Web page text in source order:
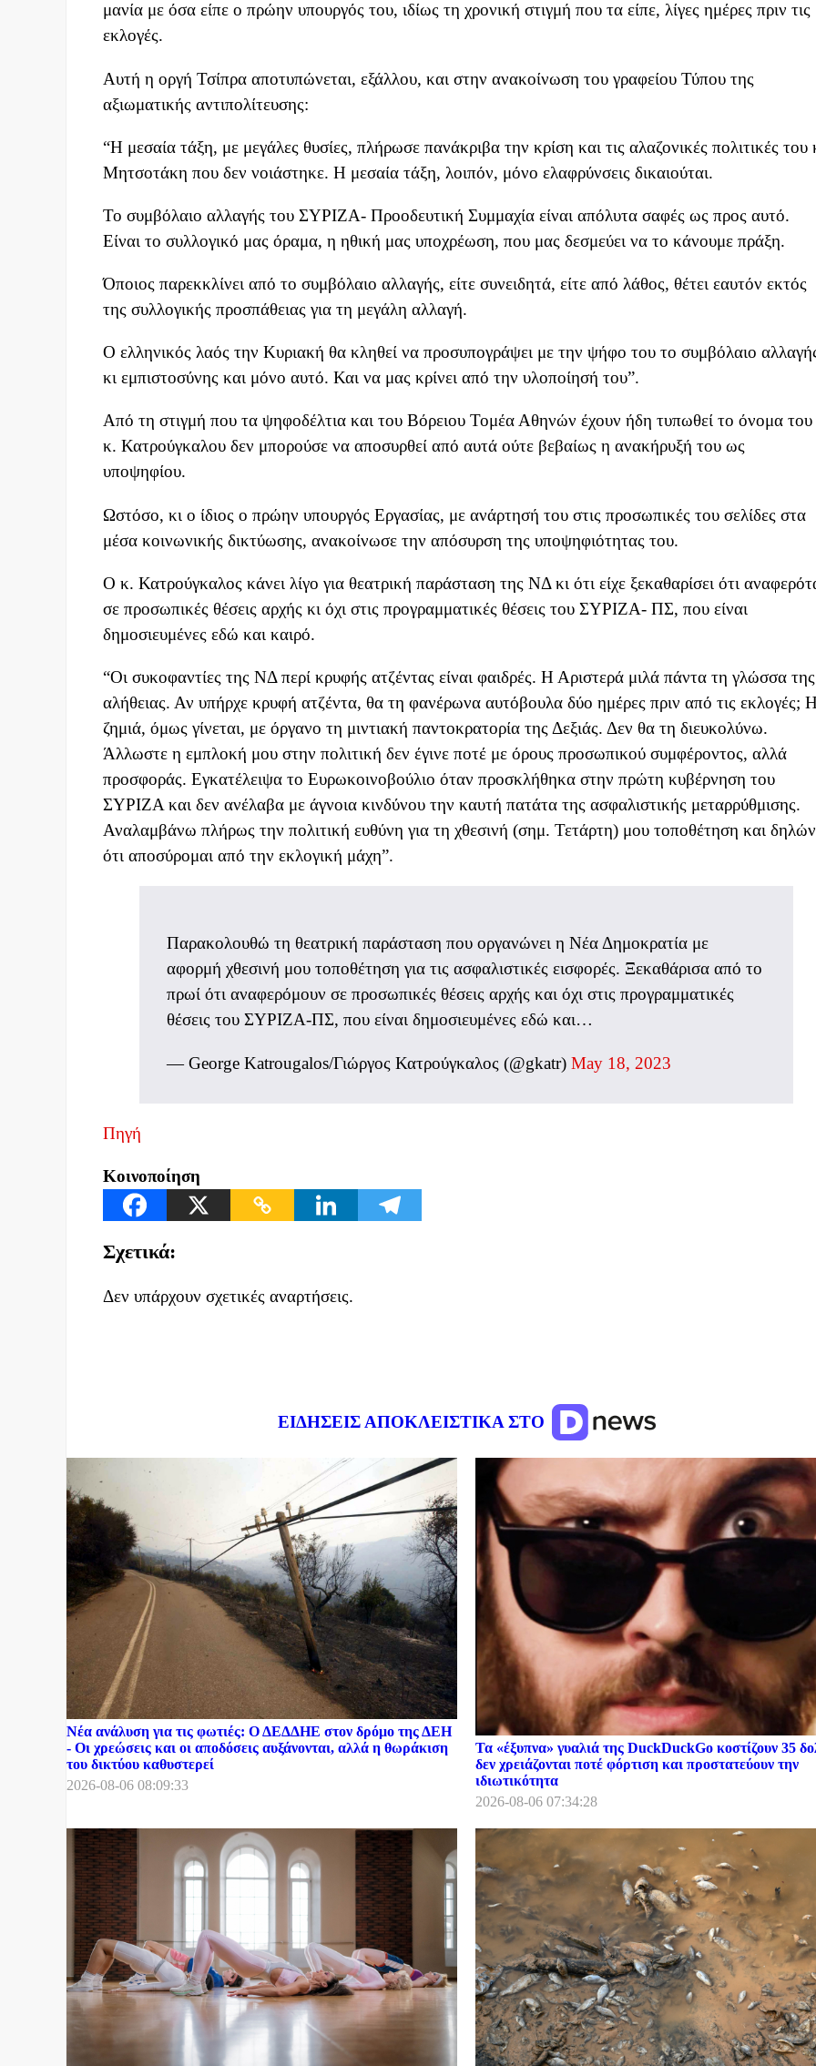
μανία με όσα είπε ο πρώην υπουργός του, ιδίως τη χρονική στιγμή που τα είπε, λίγες ημέρες πριν τις
εκλογές.
Αυτή η οργή Τσίπρα αποτυπώνεται, εξάλλου, και στην ανακοίνωση του γραφείου Τύπου της
αξιωματικής αντιπολίτευσης:
“Η μεσαία τάξη, με μεγάλες θυσίες, πλήρωσε πανάκριβα την κρίση και τις αλαζονικές πολιτικές του
Μητσοτάκη που δεν νοιάστηκε. Η μεσαία τάξη, λοιπόν, μόνο ελαφρύνσεις δικαιούται.
Το συμβόλαιο αλλαγής του ΣΥΡΙΖΑ- Προοδευτική Συμμαχία είναι απόλυτα σαφές ως προς αυτό.
Είναι το συλλογικό μας όραμα, η ηθική μας υποχρέωση, που μας δεσμεύει να το κάνουμε πράξη.
Όποιος παρεκκλίνει από το συμβόλαιο αλλαγής, είτε συνειδητά, είτε από λάθος, θέτει εαυτόν εκτός
της συλλογικής προσπάθειας για τη μεγάλη αλλαγή.
Ο ελληνικός λαός την Κυριακή θα κληθεί να προσυπογράψει με την ψήφο του το συμβόλαιο
κι εμπιστοσύνης και μόνο αυτό. Και να μας κρίνει από την υλοποίησή του”.
Από τη στιγμή που τα ψηφοδέλτια και του Βόρειου Τομέα Αθηνών έχουν ήδη τυπωθεί το όνομα του
κ. Κατρούγκαλου δεν μπορούσε να αποσυρθεί από αυτά ούτε βεβαίως η ανακήρυξή του ως
υποψηφίου.
Ωστόσο, κι ο ίδιος ο πρώην υπουργός Εργασίας, με ανάρτησή του στις προσωπικές του σελίδες στα
μέσα κοινωνικής δικτύωσης, ανακοίνωσε την απόσυρση της υποψηφιότητας του.
Ο κ. Κατρούγκαλος κάνει λίγο για θεατρική παράσταση της ΝΔ κι ότι είχε ξεκαθαρίσει ότι
σε προσωπικές θέσεις αρχής κι όχι στις προγραμματικές θέσεις του ΣΥΡΙΖΑ- ΠΣ, που είναι
δημοσιευμένες εδώ και καιρό.
“Οι συκοφαντίες της ΝΔ περί κρυφής ατζέντας είναι φαιδρές. Η Αριστερά μιλά πάντα τη γλώσσα της
αλήθειας. Αν υπήρχε κρυφή ατζέντα, θα τη φανέρωνα αυτόβουλα δύο ημέρες πριν από τις εκλογές;
ζημιά, όμως γίνεται, με όργανο τη μιντιακή παντοκρατορία της Δεξιάς. Δεν θα τη διευκολύνω.
Άλλωστε η εμπλοκή μου στην πολιτική δεν έγινε ποτέ με όρους προσωπικού συμφέροντος, αλλά
προσφοράς. Εγκατέλειψα το Ευρωκοινοβούλιο όταν προσκλήθηκα στην πρώτη κυβέρνηση του
ΣΥΡΙΖΑ και δεν ανέλαβα με άγνοια κινδύνου την καυτή πατάτα της ασφαλιστικής μεταρρύθμισης.
Αναλαμβάνω πλήρως την πολιτική ευθύνη για τη χθεσινή (σημ. Τετάρτη) μου τοποθέτηση και
ότι αποσύρομαι από την εκλογική μάχη”.
Παρακολουθώ τη θεατρική παράσταση που οργανώνει η Νέα Δημοκρατία με
αφορμή χθεσινή μου τοποθέτηση για τις ασφαλιστικές εισφορές. Ξεκαθάρισα από το
πρωί ότι αναφερόμουν σε προσωπικές θέσεις αρχής και όχι στις προγραμματικές
θέσεις του ΣΥΡΙΖΑ-ΠΣ, που είναι δημοσιευμένες εδώ και…
— George Katrougalos/Γιώργος Κατρούγκαλος (@gkatr) May 18, 2023
Πηγή
Κοινοποίηση
Σχετικά:
Δεν υπάρχουν σχετικές αναρτήσεις.
ΕΙΔΗΣΕΙΣ ΑΠΟΚΛΕΙΣΤΙΚΑ ΣΤΟ
Νέα ανάλυση για τις φωτιές: Ο ΔΕΔΔΗΕ στον δρόμο της ΔΕΗ
- Οι χρεώσεις και οι αποδόσεις αυξάνονται, αλλά η θωράκιση
του δικτύου καθυστερεί
2026-08-06 08:09:33
Τα «έξυπνα» γυαλιά της DuckDuckGo κοστίζουν 35
δεν χρειάζονται ποτέ φόρτιση και προστατεύουν την
ιδιωτικότητα
2026-08-06 07:34:28